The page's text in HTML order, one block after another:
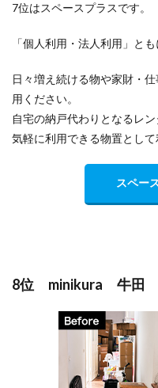
7位はスペースプラスです。
「個人利用・法人利用」とも
日々増え続ける物や家財・
用ください。
自宅の納戸代わりとなるレ
気軽に利用できる物置とし
スペー
8位 minikura 牛田